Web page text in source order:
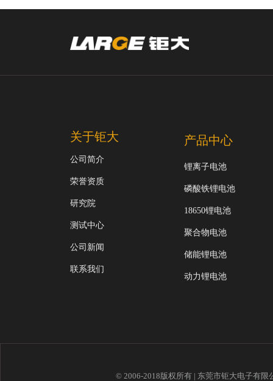
关于钜大
公司简介
荣誉资质
研究院
测试中心
公司新闻
联系我们
产品中心
锂离子电池
磷酸铁锂电池
18650锂电池
聚合物电池
储能锂电池
动力锂电池
© 2006-2018版权所有 | 东莞市钜大电子有